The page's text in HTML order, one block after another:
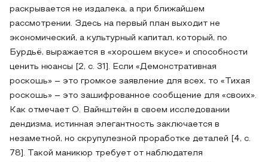
раскрывается не издалека, а при ближайшем
рассмотрении. Здесь на первый план выходит не
экономический, а культурный капитал, который, по
Бурдьё, выражается в «хорошем вкусе» и способности
ценить нюансы [2, с. 31]. Если «Демонстративная
роскошь» – это громкое заявление для всех, то «Тихая
роскошь» – это зашифрованное сообщение для «своих».
Как отмечает О. Вайнштейн в своем исследовании
дендизма, истинная элегантность заключается в
незаметной, но скрупулезной проработке деталей [4, с.
78]. Такой маникюр требует от наблюдателя